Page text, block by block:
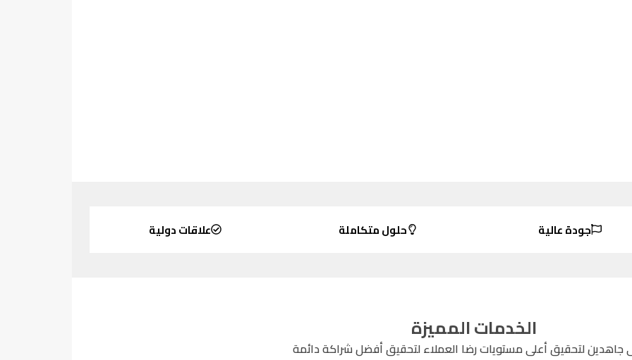
جودة عالية حلول متكاملة علاقات دولية
الخدمات المميزة
لتحقيق أعلى مستويات رضا العملاء لتحقيق أفضل شراكة دائمة